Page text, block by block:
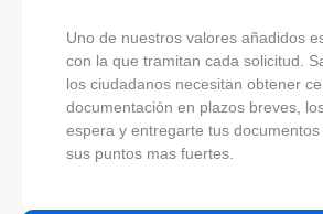
Uno de nuestros valores añadidos
con la que tramitan cada solicitud.
los ciudadanos necesitan obtener
documentación en plazos breves,
espera y entregarte tus
sus puntos mas fuertes.